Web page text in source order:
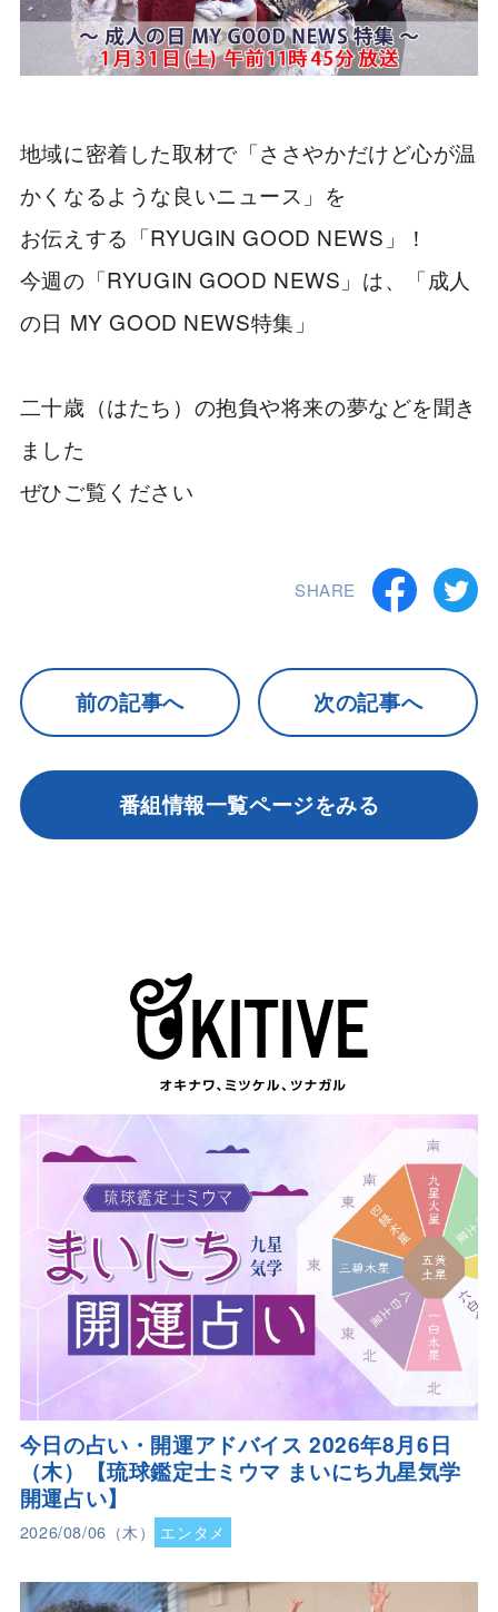
地域に密着した取材で「ささやかだけど心が温
かくなるような良いニュース」を
お伝えする「RYUGIN GOOD NEWS」！
今週の「RYUGIN GOOD NEWS」は、「成人
の日 MY GOOD NEWS特集」
二十歳（はたち）の抱負や将来の夢などを聞き
ました
ぜひご覧ください
SHARE
前の記事へ 次の記事へ
番組情報一覧ページをみる
今日の占い・開運アドバイス 2026年8月6日
（木）【琉球鑑定士ミウマ まいにち九星気学
開運占い】
2026/08/06（木） エンタメ